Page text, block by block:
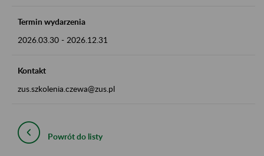
Termin wydarzenia
2026.03.30 - 2026.12.31
Kontakt
zus.szkolenia.czewa@zus.pl
Powrót do listy